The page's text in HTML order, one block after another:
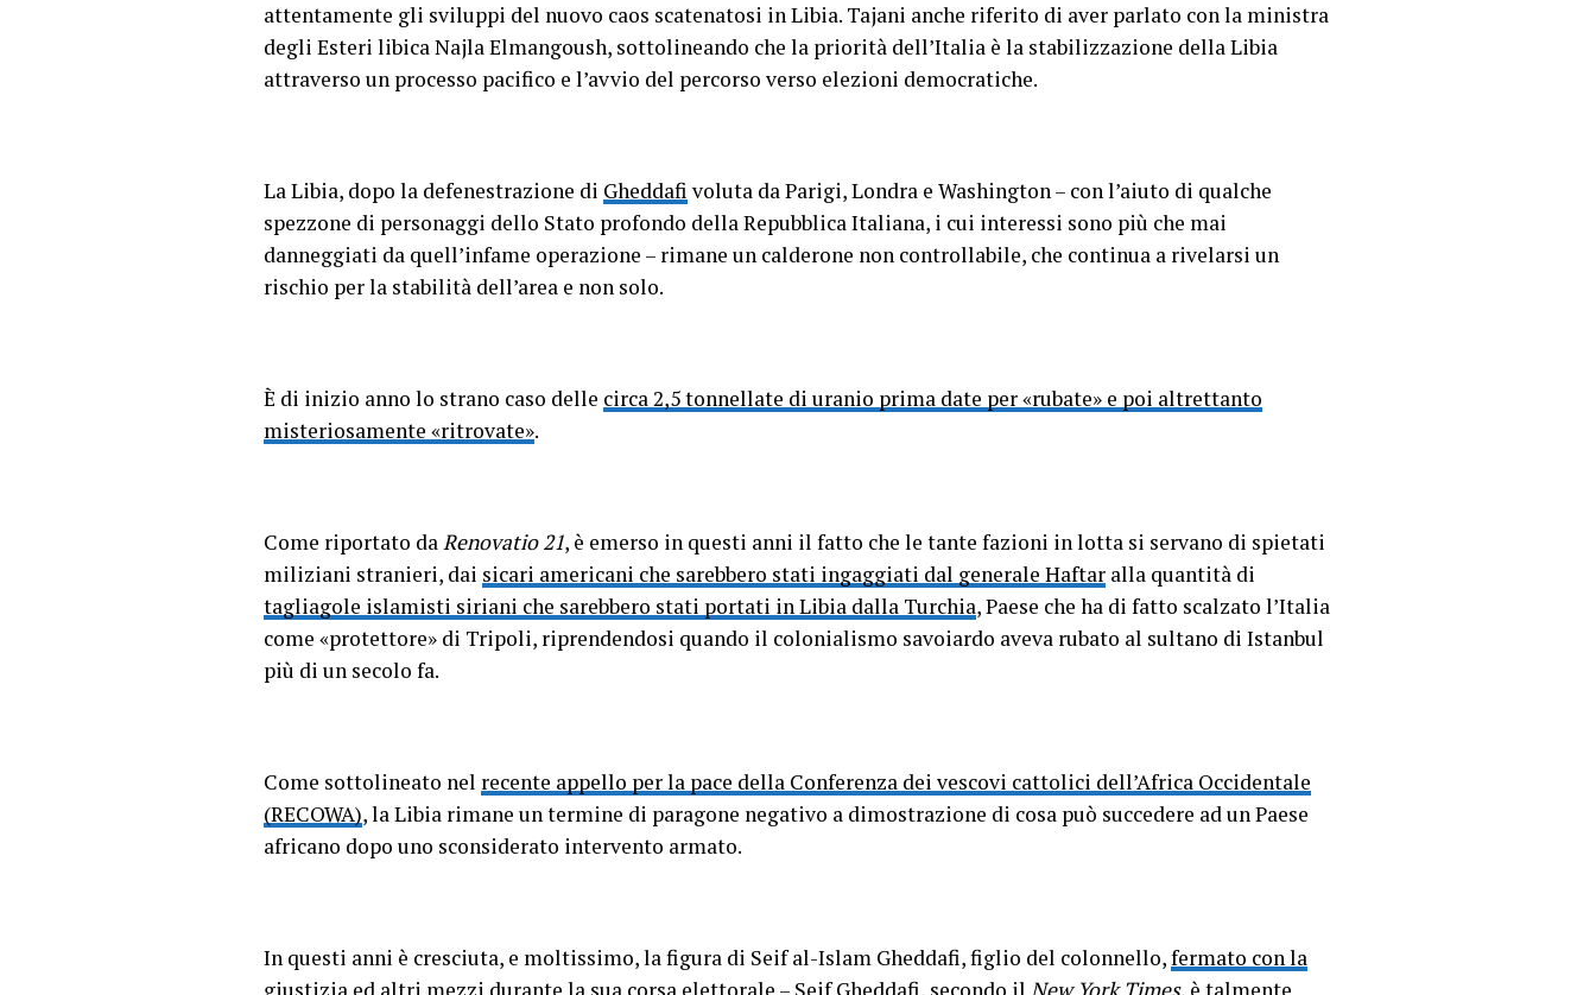
attentamente gli sviluppi del nuovo caos scatenatosi in Libia. Tajani anche riferito di aver parlato con la ministra
degli Esteri libica Najla Elmangoush, sottolineando che la priorità dell’Italia è la stabilizzazione della Libia
attraverso un processo pacifico e l’avvio del percorso verso elezioni democratiche.
La Libia, dopo la defenestrazione di Gheddafi voluta da Parigi, Londra e Washington – con l’aiuto di qualche
spezzone di personaggi dello Stato profondo della Repubblica Italiana, i cui interessi sono più che mai
danneggiati da quell’infame operazione – rimane un calderone non controllabile, che continua a rivelarsi un
rischio per la stabilità dell’area e non solo.
È di inizio anno lo strano caso delle circa 2,5 tonnellate di uranio prima date per «rubate» e poi altrettanto
misteriosamente «ritrovate».
Come riportato daRenovatio 21, è emerso in questi anni il fatto che le tante fazioni in lotta si servano di spietati
miliziani stranieri, dai sicari americani che sarebbero stati ingaggiati dal generale Haftar alla quantità di
tagliagole islamisti siriani che sarebbero stati portati in Libia dalla Turchia, Paese che ha di fatto scalzato l’Italia
come «protettore» di Tripoli, riprendendosi quando il colonialismo savoiardo aveva rubato al sultano di Istanbul
più di un secolo fa.
Come sottolineato nel recente appello per la pace della Conferenza dei vescovi cattolici dell’Africa Occidentale
(RECOWA), la Libia rimane un termine di paragone negativo a dimostrazione di cosa può succedere ad un Paese
africano dopo uno sconsiderato intervento armato.
In questi anni è cresciuta, e moltissimo, la figura di Seif al-Islam Gheddafi, figlio del colonnello,fermato con la